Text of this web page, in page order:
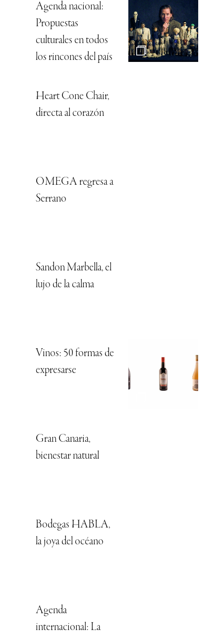
Agenda nacional:
Propuestas
culturales en todos
los rincones del país
Heart Cone Chair,
directa al corazón
OMEGA regresa a
Serrano
Sandon Marbella, el
lujo de la calma
Vinos: 50 formas de
expresarse
Gran Canaria,
bienestar natural
Bodegas HABLA,
la joya del océano
Agenda
internacional: La